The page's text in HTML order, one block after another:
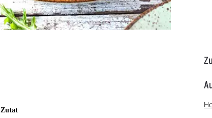
Zutat